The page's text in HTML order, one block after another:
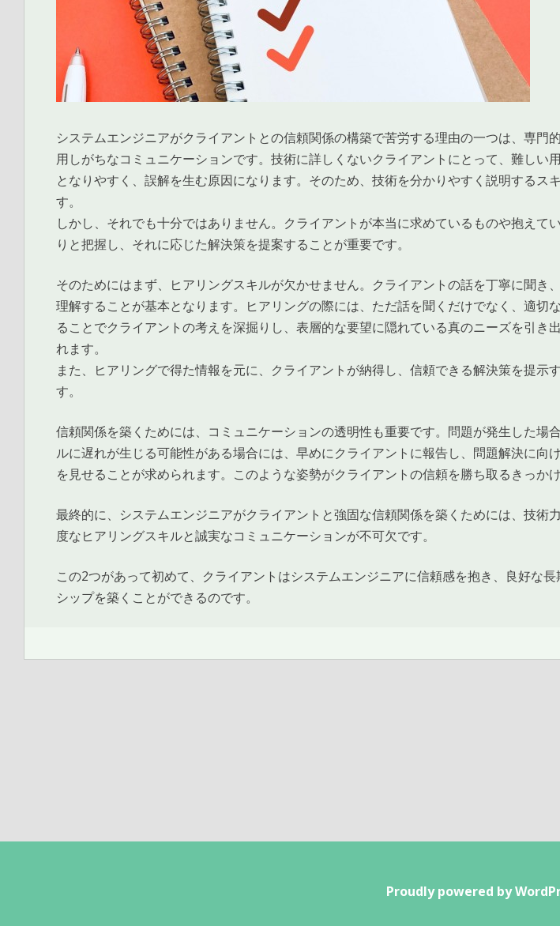
システムエンジニアがクライアントとの信頼関係の構築で苦労する理由の一つは、専門
用しがちなコミュニケーションです。技術に詳しくないクライアントにとって、難しい
となりやすく、誤解を生む原因になります。そのため、技術を分かりやすく説明するス
す。
しかし、それでも十分ではありません。クライアントが本当に求めているものや抱えて
りと把握し、それに応じた解決策を提案することが重要です。
そのためにはまず、ヒアリングスキルが欠かせません。クライアントの話を丁寧に聞き
理解することが基本となります。ヒアリングの際には、ただ話を聞くだけでなく、適切
ることでクライアントの考えを深掘りし、表層的な要望に隠れている真のニーズを引き
れます。
また、ヒアリングで得た情報を元に、クライアントが納得し、信頼できる解決策を提示
す。
信頼関係を築くためには、コミュニケーションの透明性も重要です。問題が発生した場
ルに遅れが生じる可能性がある場合には、早めにクライアントに報告し、問題解決に向
を見せることが求められます。このような姿勢がクライアントの信頼を勝ち取るきっかけ
最終的に、システムエンジニアがクライアントと強固な信頼関係を築くためには、技術
度なヒアリングスキルと誠実なコミュニケーションが不可欠です。
この2つがあって初めて、クライアントはシステムエンジニアに信頼感を抱き、良好な
シップを築くことができるのです。
Proudly powered by